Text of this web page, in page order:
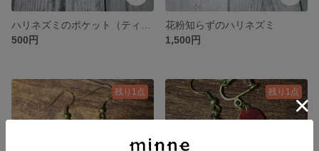
500円
花粉知らずのハリネズミ
1,500円
残り1点 残り1点